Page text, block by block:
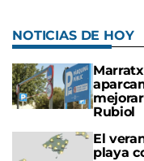
NOTICIAS DE HOY
Rubiol
El
playa